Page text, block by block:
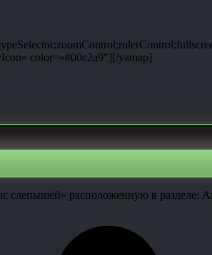
color=»#00c2a9″][/yamap]
слепышей» расположенную в